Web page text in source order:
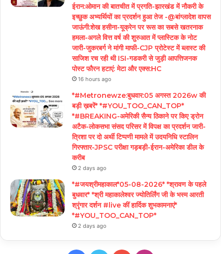
ईरान:ओमान की बातचीत में प्रगति-झारखंड में नौकरी के
इच्छुक अभ्यर्थियों का प्रदर्शन हुआ तेज -@बांग्लादेश वापस
जाऊंगी:शेख हसीना-यूक्रेन पर रूस का सबसे खतरनाक
हमला-अगले वित्त वर्ष की शुरुआत में प्लास्टिक के नोट
जारी-जुकरबर्ग ने मांगी माफी-CJP प्रोटेस्ट में ब्लास्ट की
साजिश रच रही थी ISI-गडकरी से जुड़ी आपत्तिजनक
पोस्ट फौरन हटाएं: मेटा और एक्स:HC
16 hours ago
*#Metronewze:बुधवार:05 अगस्त 2026w की
बड़ी ख़बरें* *#YOU_TOO_CAN_TOP*
*#BREAKING-अमेरिकी सैन्य ठिकाने पर किए ड्रोन
अटैक-लोकसभा संसद परिसर में विपक्ष का प्रदर्शन जारी-
त्रिशा पर दो अर्थी टिप्पणी मामले में उदयनिधि स्टालिन
गिरफ्तार-JPSC परीक्षा गड़बड़ी-ईरान-अमेरिका डील के
करीब
2 days ago
*#जयश्रीमहाकाल*05-08-2026* *श्रावण के पहले
बुधवार* *श्री महाकालेश्वर ज्योतिर्लिंग जी के भस्म आरती
श्रृंगार दर्शन #live कीं हार्दिक शुभकामनाएं*
*#YOU_TOO_CAN_TOP*
2 days ago